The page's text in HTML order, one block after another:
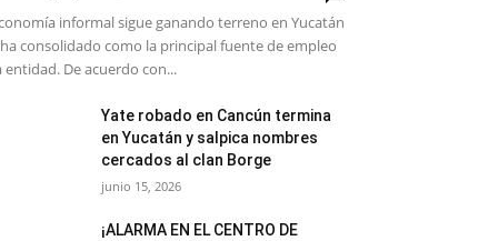
informal sigue ganando terreno en Yucatán
consolidado como la principal fuente de empleo
entidad. De acuerdo con...
Yate robado en Cancún termina
en Yucatán y salpica nombres
cercados al clan Borge
junio 15, 2026
¡ALARMA EN EL CENTRO DE